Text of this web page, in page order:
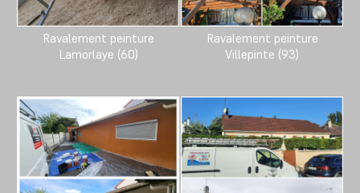
Ravalement peinture
Lamorlaye (60)
Ravalement peinture
Villepinte (93)